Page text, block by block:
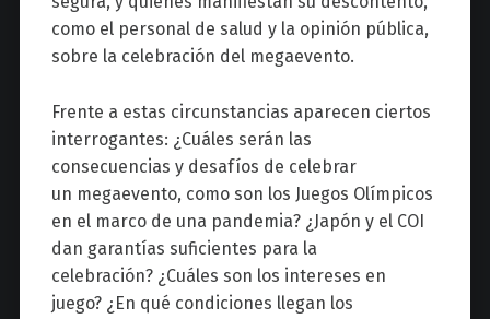
como el personal de salud y la opinión pública,
sobre la celebración del megaevento.
Frente a estas circunstancias aparecen ciertos
interrogantes: ¿Cuáles serán las
consecuencias y desafíos de celebrar
un megaevento, como son los Juegos Olímpicos
en el marco de una pandemia? ¿Japón y el COI
dan garantías suficientes para la
celebración? ¿Cuáles son los intereses en
juego? ¿En qué condiciones llegan los